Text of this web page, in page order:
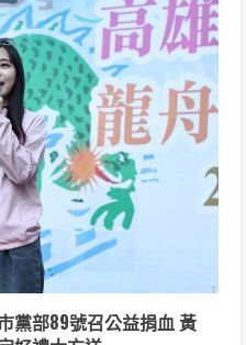
黨部89號召公益捐血 黃